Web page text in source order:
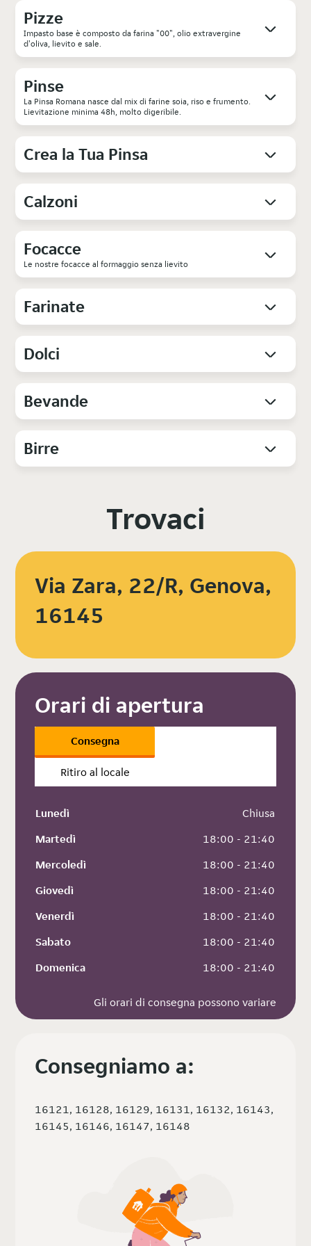
Pizze
Impasto base è composto da farina "00", olio extravergine
d'oliva, lievito e sale.
Pinse
La Pinsa Romana nasce dal mix di farine soia, riso e frumento.
Lievitazione minima 48h, molto digeribile.
Crea la Tua Pinsa
Calzoni
Focacce
Le nostre focacce al formaggio senza lievito
Farinate
Dolci
Bevande
Birre
Trovaci
Via Zara, 22/R, Genova,
16145
Orari di apertura
Consegna
Ritiro al locale
Lunedì
Chiusa
Martedì
18:00 - 21:40
Mercoledì
18:00 - 21:40
Giovedì
18:00 - 21:40
Venerdì
18:00 - 21:40
Sabato
18:00 - 21:40
Domenica
18:00 - 21:40
Gli orari di consegna possono variare
Consegniamo a:
16121, 16128, 16129, 16131, 16132, 16143,
16145, 16146, 16147, 16148